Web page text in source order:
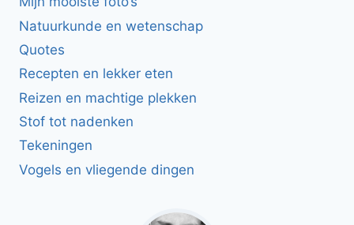
Natuurkunde en wetenschap
Quotes
Recepten en lekker eten
Reizen en machtige plekken
Stof tot nadenken
Tekeningen
Vogels en vliegende dingen